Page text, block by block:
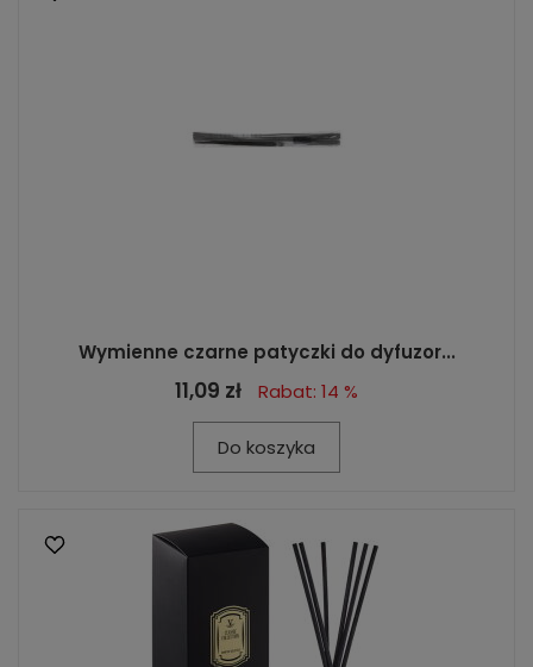
Wymienne czarne patyczki do dyfuzor...
11,09 zł Rabat: 14 %
Do koszyka